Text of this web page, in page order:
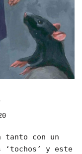
tanto con un
‘tochos’ y este